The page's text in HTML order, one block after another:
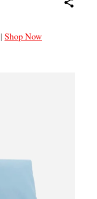
| Shop Now